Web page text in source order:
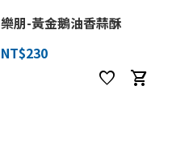
樂朋-黃金鵝油香蒜酥
NT$230
favorite shopping_cart